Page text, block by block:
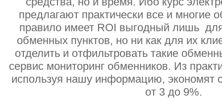
предлагают практически все и многие
правило имеет ROI выгодный лишь
обменных пунктов, но ни как для их
отделить и отфильтровать такие
сервис мониторинг обменников. Из
используя нашу информацию, экономят
от 3 до 9%.